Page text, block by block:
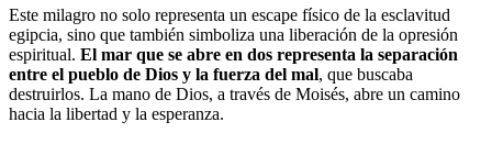
Este milagro no solo representa un escape físico de la esclavitud
egipcia, sino que también simboliza una liberación de la opresión
espiritual. El mar que se abre en dos representa la separación
entre el pueblo de Dios y la fuerza del mal, que buscaba
destruirlos. La mano de Dios, a través de Moisés, abre un camino
hacia la libertad y la esperanza.